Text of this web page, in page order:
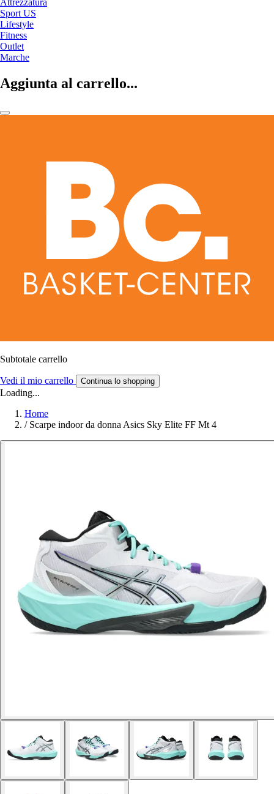
Attrezzatura
Sport US
Lifestyle
Fitness
Outlet
Marche
Aggiunta al carrello...
Subtotale carrello
Vedi il mio carrello Continua lo shopping
Loading...
Home
/ Scarpe indoor da donna Asics Sky Elite FF Mt 4